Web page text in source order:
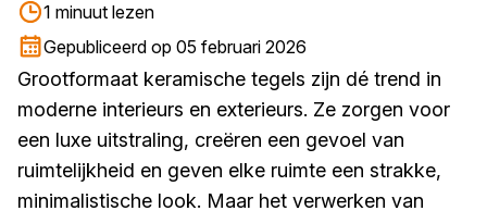
1 minuut lezen
Gepubliceerd op 05 februari 2026
Grootformaat keramische tegels zijn dé trend in
moderne interieurs en exterieurs. Ze zorgen voor
een luxe uitstraling, creëren een gevoel van
ruimtelijkheid en geven elke ruimte een strakke,
minimalistische look. Maar het verwerken van